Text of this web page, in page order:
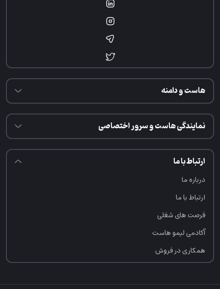
هاست و دامنه
نمایندگی هاست و سرور اختصاصی
ارتباط با ما
درباره ما
ارتباط با ما
فرصت‌ های شغلی
آکادمی لیمو هاست
همکاری در فروش